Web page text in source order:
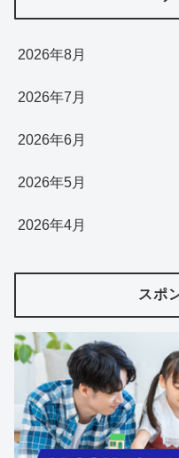
2026年8月
2026年7月
2026年6月
2026年5月
2026年4月
スポ